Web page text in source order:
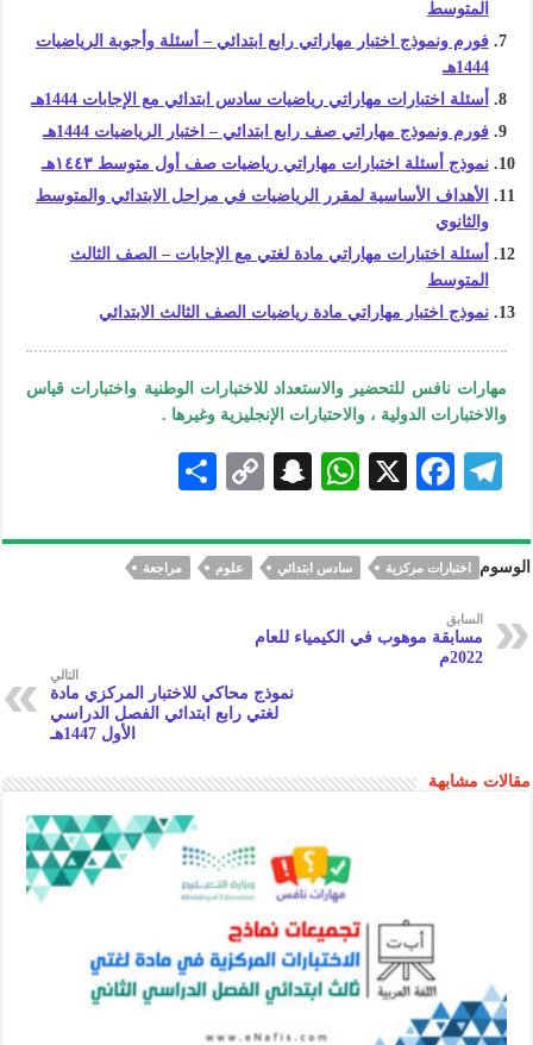
المتوسط
فورم ونموذج اختبار مهاراتي رابع ابتدائي – أسئلة وأجوبة الرياضيات
1444هـ
أسئلة اختبارات مهاراتي رياضيات سادس ابتدائي مع الإجابات 1444هـ
فورم ونموذج مهاراتي صف رابع ابتدائي – اختبار الرياضيات 1444هـ
نموذج أسئلة اختبارات مهاراتي رياضيات صف أول متوسط ١٤٤٣هـ
الأهداف الأساسية لمقرر الرياضيات في مراحل الابتدائي والمتوسط
والثانوي
أسئلة اختبارات مهاراتي مادة لغتي مع الإجابات – الصف الثالث
المتوسط
نموذج اختبار مهاراتي مادة رياضيات الصف الثالث الابتدائي
مهارات نافس للتحضير والاستعداد للاختبارات الوطنية واختبارات قياس
والاختبارات الدولية ، والاحتبارات الإنجليزية وغيرها .
Te
gr
a
m
F
eb
oo
k
X
W
at
s
A
S
a
pc
h
at
C
p
y
k
ar
e
الوسوم اختبارات مركزية سادس ابتدائي علوم مراجعة
السابق
مسابقة موهوب في الكيمياء للعام
2022م
التالي
نموذج محاكي للاختبار المركزي مادة
لغتي رابع ابتدائي الفصل الدراسي
الأول 1447هـ
مقالات مشابهة